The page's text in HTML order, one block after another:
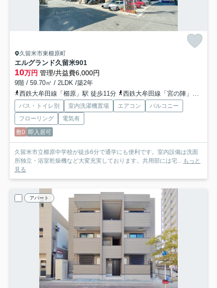
久留米市東櫛原町
エルグランド久留米901
10万円 管理/共益費6,000円
9階 / 59.70㎡ / 2LDK /築2年
西鉄大牟田線「櫛原」駅 徒歩11分
西鉄大牟田線「宮の陣」駅 徒歩21分
バス・トイレ別 室内洗濯機置場 エアコン
バルコニー
フローリング
電気有
敷0 即入居可
久留米市立櫛原中学校が徒歩6分で通学にも便利です。室内設備は洗面
所独立・浴室乾燥機など大変充実しております。共用部には宅...
もっと
見る
アパート